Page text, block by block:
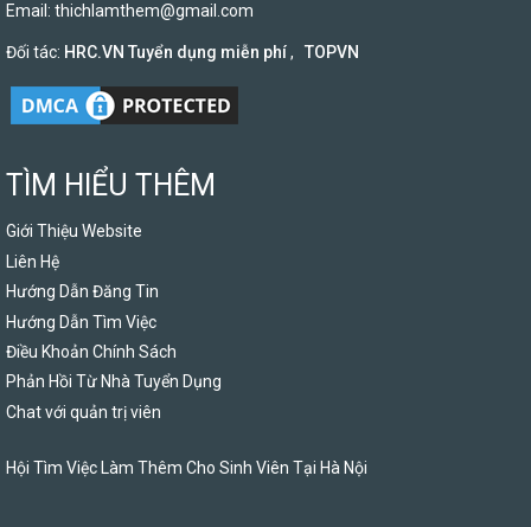
Email: thichlamthem@gmail.com
Đối tác: HRC.VN Tuyển dụng miễn phí, TOPVN
TÌM HIỂU THÊM
Giới Thiệu Website
Liên Hệ
Hướng Dẫn Đăng Tin
Hướng Dẫn Tìm Việc
Điều Khoản Chính Sách
Phản Hồi Từ Nhà Tuyển Dụng
Chat với quản trị viên
Hội Tìm Việc Làm Thêm Cho Sinh Viên Tại Hà Nội